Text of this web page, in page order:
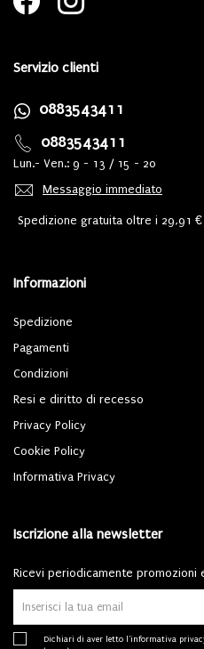
Servizio clienti
0883543411
0883543411
Lun.- Ven.: 9 - 13 / 15 - 20
Messaggio immediato
Spedizione gratuita oltre i 29,91 €
Informazioni
Spedizione
Pagamenti
Condizioni
Resi e diritto di recesso
Privacy Policy
Cookie Policy
Informativa Privacy
Iscrizione alla newsletter
Ricevi periodicamente promozioni
Dichiari di aver letto l'informativa